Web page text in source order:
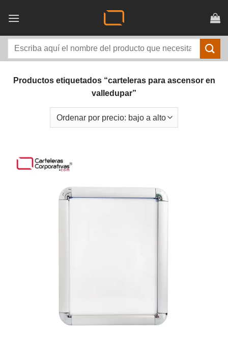
Buscar
Productos etiquetados “carteleras para ascensor en
valledupar”